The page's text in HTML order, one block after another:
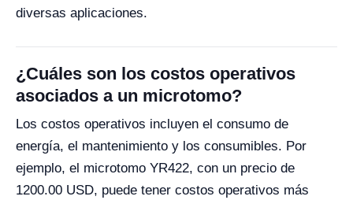
diversas aplicaciones.
¿Cuáles son los costos operativos
asociados a un microtomo?
Los costos operativos incluyen el consumo de
energía, el mantenimiento y los consumibles. Por
ejemplo, el microtomo YR422, con un precio de
1200.00 USD, puede tener costos operativos más